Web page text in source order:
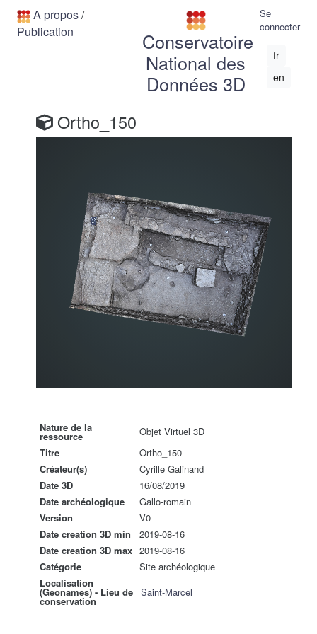
A propos/
Publication
Conservatoire
National des
Données 3D
Se
connecter
fr
en
Ortho_150
Nature de la
ressource
Objet Virtuel 3D
Titre
Ortho_150
Créateur(s)
Cyrille Galinand
Date 3D
16/08/2019
Date archéologique
Gallo-romain
Version
V0
Date creation 3D min
2019-08-16
Date creation 3D max 2019-08-16
Catégorie
Site archéologique
Localisation
(Geonames) - Lieu de
conservation
Saint-Marcel